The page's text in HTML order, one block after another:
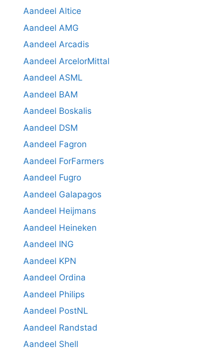
Aandeel Altice
Aandeel AMG
Aandeel Arcadis
Aandeel ArcelorMittal
Aandeel ASML
Aandeel BAM
Aandeel Boskalis
Aandeel DSM
Aandeel Fagron
Aandeel ForFarmers
Aandeel Fugro
Aandeel Galapagos
Aandeel Heijmans
Aandeel Heineken
Aandeel ING
Aandeel KPN
Aandeel Ordina
Aandeel Philips
Aandeel PostNL
Aandeel Randstad
Aandeel Shell